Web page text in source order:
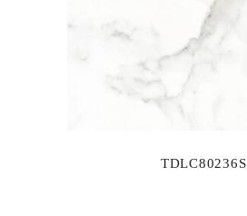
TDLC80236S